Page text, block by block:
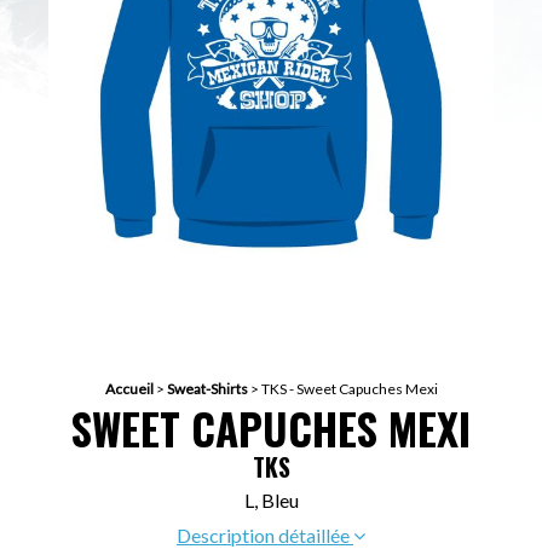
Accueil> Sweat-Shirts> TKS - Sweet Capuches Mexi
SWEET CAPUCHES MEXI
TKS
L, Bleu
Description détaillée